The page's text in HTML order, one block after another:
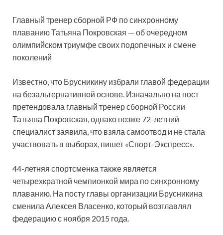
Главный тренер сборной РФ по синхронному
плаванию Татьяна Покровская — об очередном
олимпийском триумфе своих подопечных и смене
поколений
Известно, что Брусникину избрали главой федерации
на безальтернативной основе. Изначально на пост
претендовала главный тренер сборной России
Татьяна Покровская, однако позже 72-летний
специалист заявила, что взяла самоотвод и не стала
участвовать в выборах, пишет «Спорт-Экспресс».
44-летняя спортсменка также является
четырехкратной чемпионкой мира по синхронному
плаванию. На посту главы организации Брусникина
сменила Алексея Власенко, который возглавлял
федерацию с ноября 2015 года.